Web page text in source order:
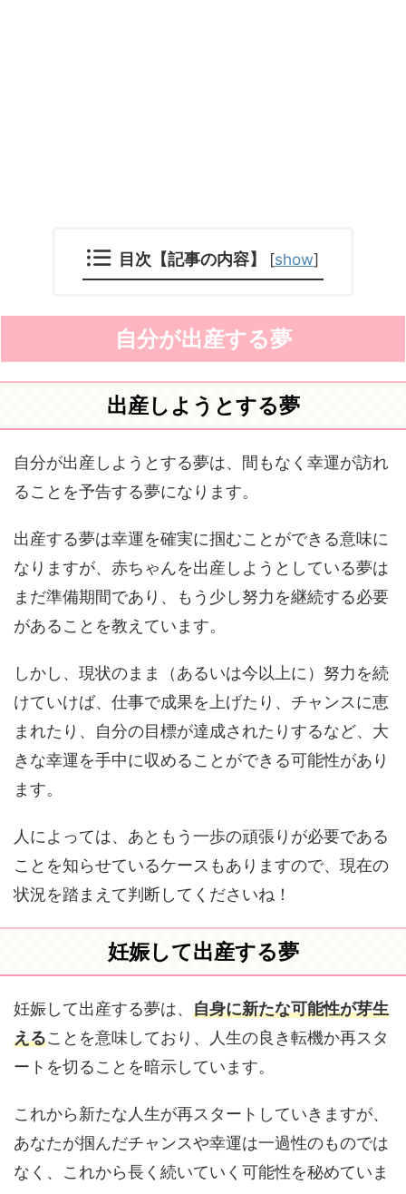
目次【記事の内容】 [show]
自分が出産する夢
出産しようとする夢
自分が出産しようとする夢は、間もなく幸運が訪れ
ることを予告する夢になります。
出産する夢は幸運を確実に掴むことができる意味に
なりますが、赤ちゃんを出産しようとしている夢は
まだ準備期間であり、もう少し努力を継続する必要
があることを教えています。
しかし、現状のまま（あるいは今以上に）努力を続
けていけば、仕事で成果を上げたり、チャンスに恵
まれたり、自分の目標が達成されたりするなど、大
きな幸運を手中に収めることができる可能性があり
ます。
人によっては、あともう一歩の頑張りが必要である
ことを知らせているケースもありますので、現在の
状況を踏まえて判断してくださいね！
妊娠して出産する夢
妊娠して出産する夢は、 自身に新たな可能性が芽生
えることを意味しており、人生の良き転機か再スタ
ートを切ることを暗示しています。
これから新たな人生が再スタートしていきますが、
あなたが掴んだチャンスや幸運は一過性のものでは
なく、これから長く続いていく可能性を秘めていま